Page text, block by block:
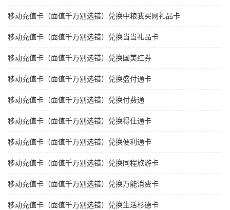
移动充值卡（面值千万别选错）兑换中粮我买网礼品卡
移动充值卡（面值千万别选错）兑换当当礼品卡
移动充值卡（面值千万别选错）兑换国美红券
移动充值卡（面值千万别选错）兑换盛付通卡
移动充值卡（面值千万别选错）兑换付费通
移动充值卡（面值千万别选错）兑换得仕通卡
移动充值卡（面值千万别选错）兑换便利通卡
移动充值卡（面值千万别选错）兑换同程旅游卡
移动充值卡（面值千万别选错）兑换万能消费卡
移动充值卡（面值千万别选错）兑换生活杉德卡